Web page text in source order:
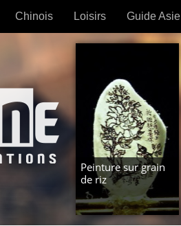
voyageurs
Chinois
Grammaire
Traducteur
Exos & Flashcards
+50 Outils
Loisirs
Prénom
Tatouage
PLUS (24 OUTILS) »
Guide Asie
Peinture sur grain
de riz